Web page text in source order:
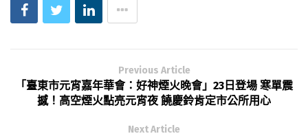
Previous Article
「臺東市元宵嘉年華會：好神煙火晚會」23日登場 寒單震
撼！高空煙火點亮元宵夜 饒慶鈴肯定市公所用心
Next Article